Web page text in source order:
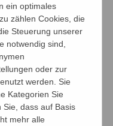
ein optimales
zählen Cookies, die
Steuerung unserer
notwendig sind,
oder zur
werden. Sie
Kategorien Sie
dass auf Basis
mehr alle